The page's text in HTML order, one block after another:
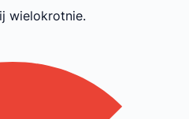
wielokrotnie.